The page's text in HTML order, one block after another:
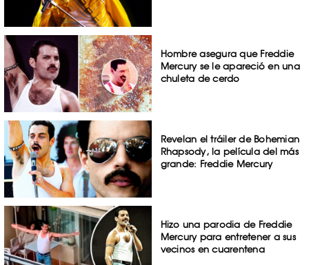
Hombre asegura que Freddie
Mercury se le apareció en una
chuleta de cerdo
Revelan el tráiler de Bohemian
Rhapsody, la película del más
grande: Freddie Mercury
Hizo una parodia de Freddie
Mercury para entretener a sus
vecinos en cuarentena